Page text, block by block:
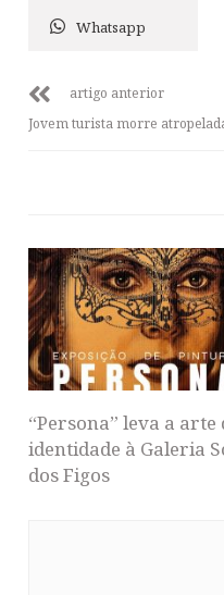
Whatsapp
artigo anterior
Jovem turista morre
“Persona” leva a arte
identidade à Galeria
dos Figos